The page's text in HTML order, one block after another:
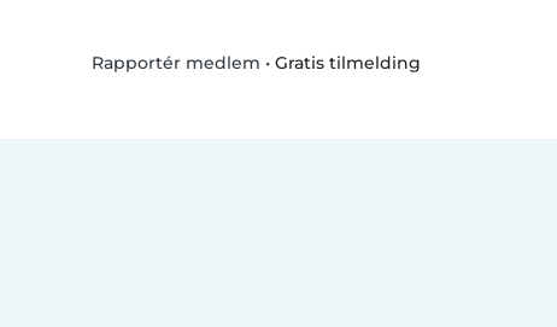
Rapportér medlem • Gratis tilmelding